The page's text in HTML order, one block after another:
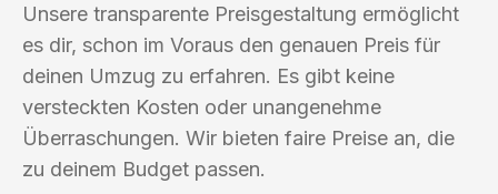
Unsere transparente Preisgestaltung ermöglicht
es dir, schon im Voraus den genauen Preis für
deinen Umzug zu erfahren. Es gibt keine
versteckten Kosten oder unangenehme
Überraschungen. Wir bieten faire Preise an, die
zu deinem Budget passen.